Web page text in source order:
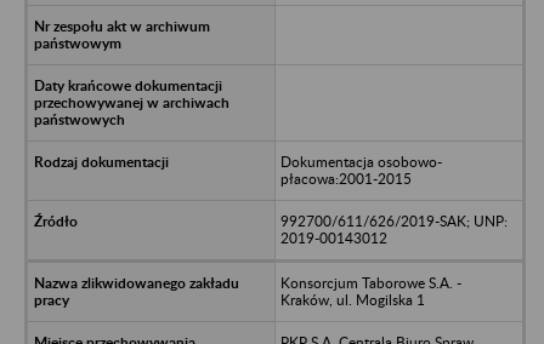
Dokumentacja osobowo-
płacowa:2001-2015
992700/611/626/2019-SAK; UNP:
2019-00143012
Konsorcjum Taborowe S.A. -
Kraków, ul. Mogilska 1